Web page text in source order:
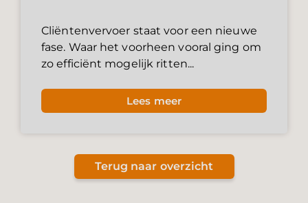
Cliëntenvervoer staat voor een nieuwe
fase. Waar het voorheen vooral ging om
zo efficiënt mogelijk ritten...
Lees meer
Terug naar overzicht